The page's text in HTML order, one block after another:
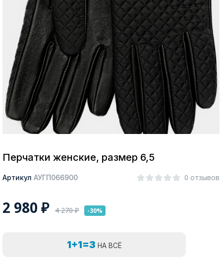
Москва
Да, все верно Изменить город
О компании
Перчатки женские, размер 6,5
Артикул АУГП066900 0 отзывов
2 980 ₽ 4 270₽ -30%
1+1=3 НА ВСЁ